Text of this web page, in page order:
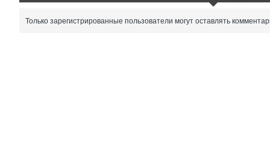
Только зарегистрированные пользователи могут оставлять